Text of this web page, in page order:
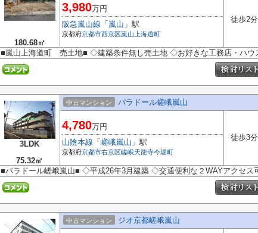
180.68㎡
3,980万円
阪急嵐山線 「 嵐山 」駅
京都府京都市西京区嵐山上海道町
徒歩2分
■嵐山上海道町 売土地■ ◇建築条件無し売土地 ◇お好きな工務店・ハウ
3LDK
75.32㎡
中古マンション パラドール嵯峨嵐山
4,780万円
山陰本線 「 嵯峨嵐山 」駅
京都府京都市右京区嵯峨天龍寺今堀町
徒歩3分
■パラドール嵯峨嵐山■ ◇平成26年3月建築 ◇交通便利な２WAYアクセス
中古マンション ジオ京都嵯峨嵐山